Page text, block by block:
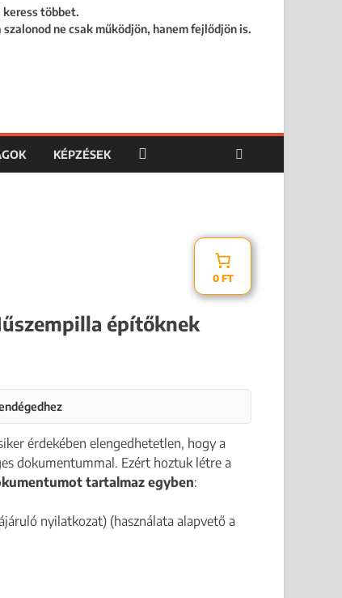
keress többet.
ne csak működjön, hanem fejlődjön is.
KÉPZÉSEK
0 FT
építőknek
érdekében elengedhetetlen, hogy a
dokumentummal. Ezért hoztuk létre a
tartalmaz egyben:
nyilatkozat) (használata alapvető a